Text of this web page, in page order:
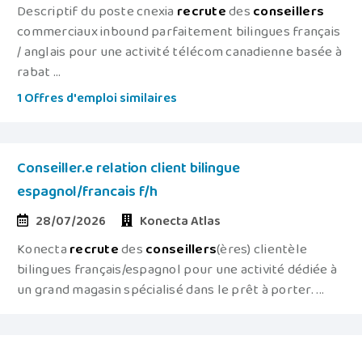
Descriptif du poste cnexia recrutedesconseillers
commerciaux inbound parfaitement bilingues français
/ anglais pour une activité télécom canadienne basée à
rabat ...
1 Offres d'emploi similaires
Conseiller.e relation client bilingue
espagnol/francais f/h
28/07/2026 Konecta Atlas
Konectarecrutedesconseillers(ères) clientèle
bilingues français/espagnol pour une activité dédiée à
un grand magasin spécialisé dans le prêt à porter. ...